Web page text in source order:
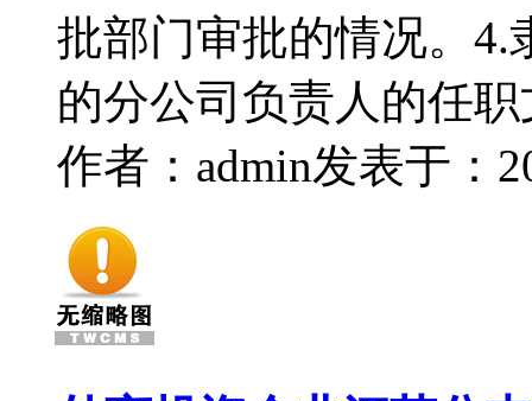
批部门审批的情况。4.
的分公司负责人的任职
作者：admin发表于：